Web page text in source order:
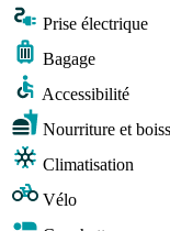
Prise électrique
Bagage
Accessibilité
Nourriture et
Climatisation
Vélo